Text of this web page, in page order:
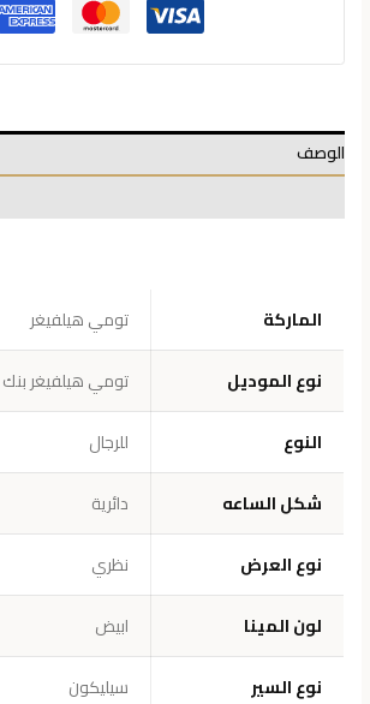
الوصف
الماركة
تومي هيلفيغر
نوع الموديل
تومي هيلفيغر بنك
النوع
للرجال
شكل الساعه
دائرية
نوع العرض
نظري
لون المينا
ابيض
نوع السير
سيليكون